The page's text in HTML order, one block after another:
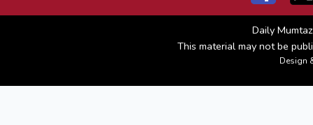
Daily
This material may not be
Design